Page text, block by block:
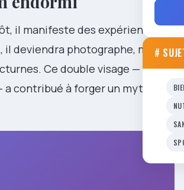
il manifeste des expériences
deviendra photographe, métier
Ce double visage —
contribué à forger un mythe
#